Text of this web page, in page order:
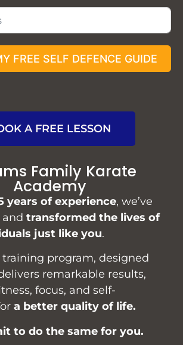
FREE SELF DEFENCE GUIDE
A FREE LESSON
Family Karate
Academy
years of experience, we’ve
transformed the lives of
just like you.
training program, designed
remarkable results,
focus, and self-
a better quality of life.
to do the same for you.